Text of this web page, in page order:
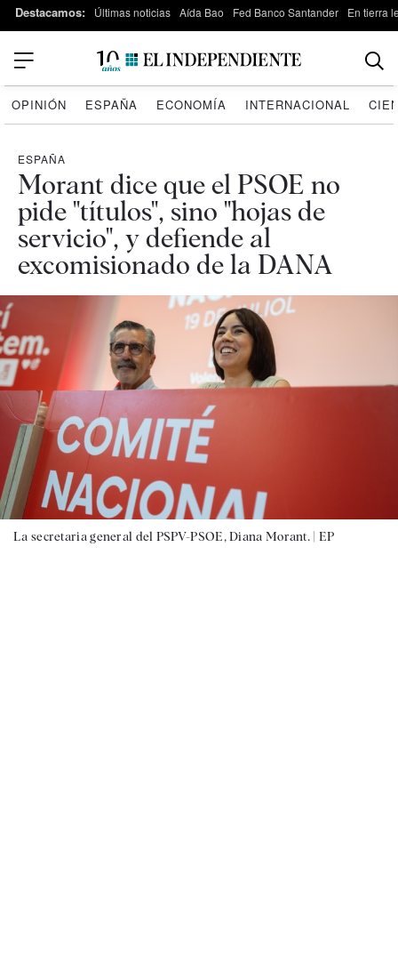
Destacamos: Últimas noticias Aída Bao Fed Banco Santander En tierra
OPINIÓN ESPAÑA ECONOMÍA INTERNACIONAL
ESPAÑA
Morant dice que el PSOE no
pide "títulos", sino "hojas de
servicio", y defiende al
excomisionado de la DANA
La secretaria general del PSPV-PSOE, Diana Morant. | EP